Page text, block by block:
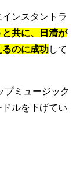
ンスタントラ
共に、日清が
るのに成功して
プミュージック
ルを下げてい